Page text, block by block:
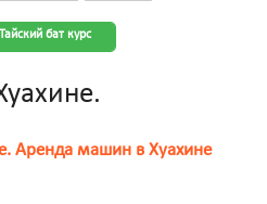
Тайский бат курс
Аренда машин в Хуахине